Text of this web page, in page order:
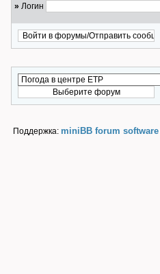
» Логин
Поддержка: miniBB forum software